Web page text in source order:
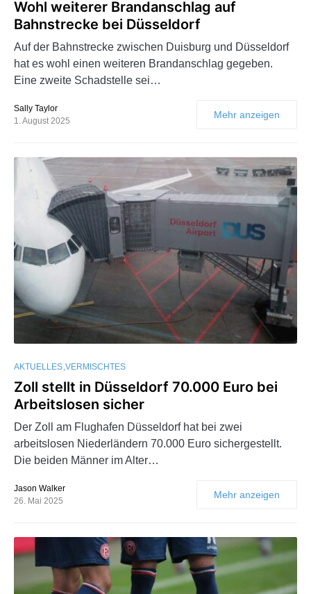
Wohl weiterer Brandanschlag auf
Bahnstrecke bei Düsseldorf
Auf der Bahnstrecke zwischen Duisburg und Düsseldorf
hat es wohl einen weiteren Brandanschlag gegeben.
Eine zweite Schadstelle sei…
Sally Taylor
1. August 2025
Mehr anzeigen
AKTUELLES VERMISCHTES
Zoll stellt in Düsseldorf 70.000 Euro bei
Arbeitslosen sicher
Der Zoll am Flughafen Düsseldorf hat bei zwei
arbeitslosen Niederländern 70.000 Euro sichergestellt.
Die beiden Männer im Alter…
Jason Walker
26. Mai 2025
Mehr anzeigen